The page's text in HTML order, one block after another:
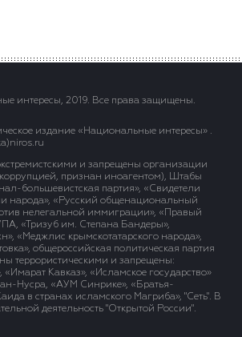
интересы, 2019. Все права защищены.
издание «Национальные интересы» .
и запрещены организации
признан иноагентом), Штабы
большевистская партия», «Свидетели
народа», «Русский общенациональный
нелегальной иммиграции», «Правый
«Тризуб им. Степана Бандеры»,
«Меджлис крымскотатарского народа»,
общероссийская политическая партия
террористическими и запрещены:
Кавказ», «Исламское государство»
Нусра, «АУМ Синрике», «Братья-
в странах исламского Магриба», "Сеть". В
деятельность "Открытой России".